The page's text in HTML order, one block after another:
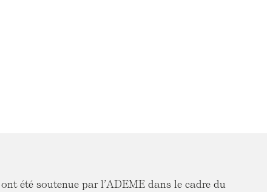
été soutenue par l’ADEME dans le cadre du